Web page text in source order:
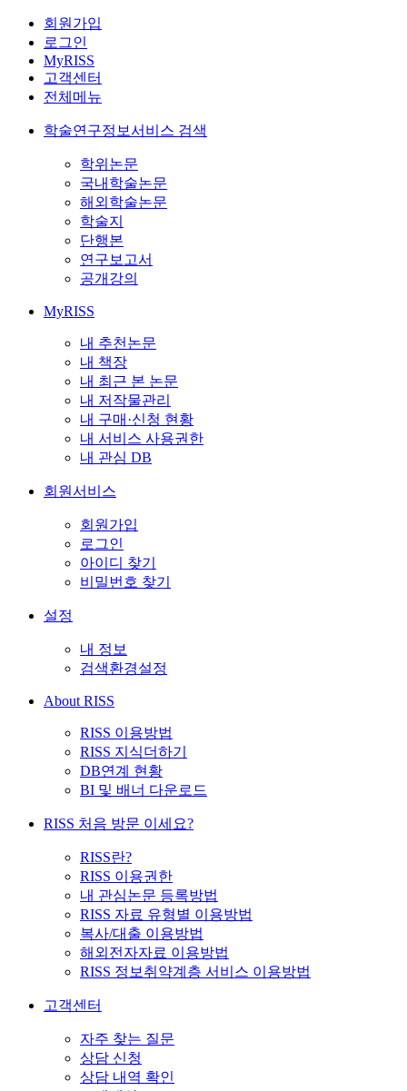
회원가입
로그인
MyRISS
고객센터
전체메뉴
학술연구정보서비스 검색
학위논문
국내학술논문
해외학술논문
학술지
단행본
연구보고서
공개강의
MyRISS
내 추천논문
내 책장
내 최근 본 논문
내 저작물관리
내 구매·신청 현황
내 서비스 사용권한
내 관심 DB
회원서비스
회원가입
로그인
아이디 찾기
비밀번호 찾기
설정
내 정보
검색환경설정
About RISS
RISS 이용방법
RISS 지식더하기
DB연계 현황
BI 및 배너 다운로드
RISS 처음 방문 이세요?
RISS란?
RISS 이용권한
내 관심논문 등록방법
RISS 자료 유형별 이용방법
복사/대출 이용방법
해외전자자료 이용방법
RISS 정보취약계층 서비스 이용방법
고객센터
자주 찾는 질문
상담 신청
상담 내역 확인